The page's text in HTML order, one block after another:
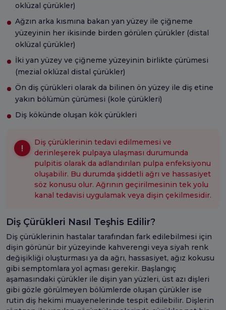
oklüzal çürükler)
Ağzın arka kısmına bakan yan yüzey ile çiğneme
yüzeyinin her ikisinde birden görülen çürükler (distal
oklüzal çürükler)
İki yan yüzey ve çiğneme yüzeyinin birlikte çürümesi
(mezial oklüzal distal çürükler)
Ön diş çürükleri olarak da bilinen ön yüzey ile diş etine
yakın bölümün çürümesi (kole çürükleri)
Diş kökünde oluşan kök çürükleri
Diş çürüklerinin tedavi edilmemesi ve
derinleşerek pulpaya ulaşması durumunda
pulpitis olarak da adlandırılan pulpa enfeksiyonu
oluşabilir. Bu durumda şiddetli ağrı ve hassasiyet
söz konusu olur. Ağrının geçirilmesinin tek yolu
kanal tedavisi uygulamak veya dişin çekilmesidir.
Diş Çürükleri Nasıl Teşhis Edilir?
Diş çürüklerinin hastalar tarafından fark edilebilmesi için
dişin görünür bir yüzeyinde kahverengi veya siyah renk
değişikliği oluşturması ya da ağrı, hassasiyet, ağız kokusu
gibi semptomlara yol açması gerekir. Başlangıç
aşamasındaki çürükler ile dişin yan yüzleri, üst azı dişleri
gibi gözle görülmeyen bölümlerde oluşan çürükler ise
rutin diş hekimi muayenelerinde tespit edilebilir. Dişlerin